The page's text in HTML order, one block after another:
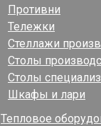
Противни
Тележки
Стеллажи
Столы
Столы
Шкафы и лари
Тепловое